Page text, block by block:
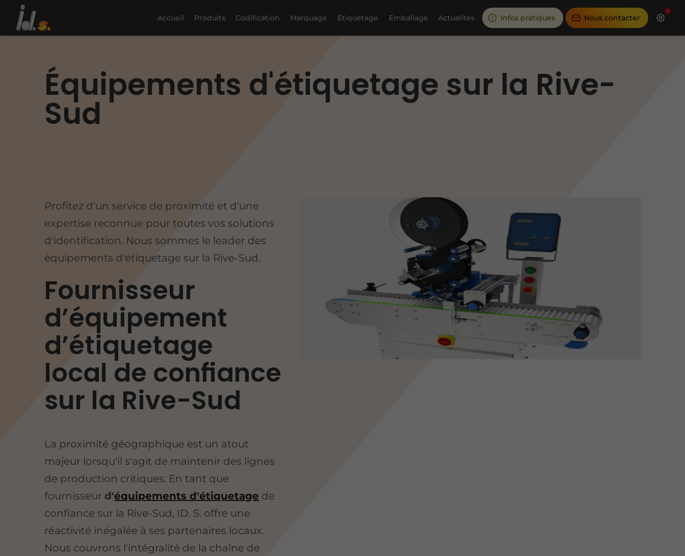
Accueil Produits Codification Marquage Étiquetage Emballage Actualités Infos pratiques Nous contacter
Équipements d'étiquetage sur la Rive-
Sud
Profitez d'un service de proximité et d'une
expertise reconnue pour toutes vos solutions
d'identification. Nous sommes le leader des
équipements d'étiquetage sur la Rive-Sud.
Fournisseur
d’équipement
d’étiquetage
local de confiance
sur la Rive-Sud
La proximité géographique est un atout
majeur lorsqu'il s'agit de maintenir des lignes
de production critiques. En tant que
fournisseur d'équipements d'étiquetage de
confiance sur la Rive-Sud, ID. S. offre une
réactivité inégalée à ses partenaires locaux.
Nous couvrons l'intégralité de la chaîne de